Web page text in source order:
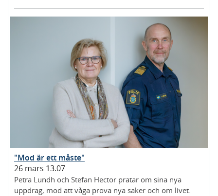
"Mod är ett måste"
26 mars 13.07
Petra Lundh och Stefan Hector pratar om sina nya
uppdrag, mod att våga prova nya saker och om livet.